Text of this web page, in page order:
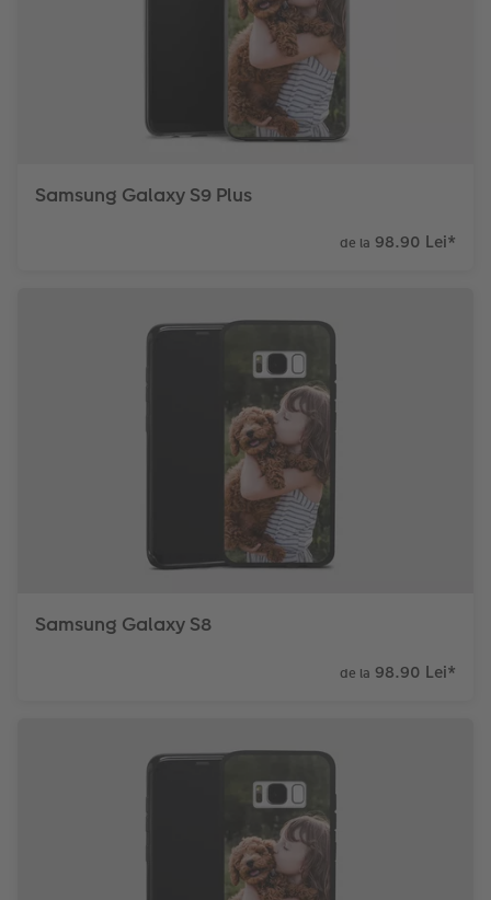
Samsung Galaxy S9 Plus
de la 98.90 Lei*
Samsung Galaxy S8
de la 98.90 Lei*